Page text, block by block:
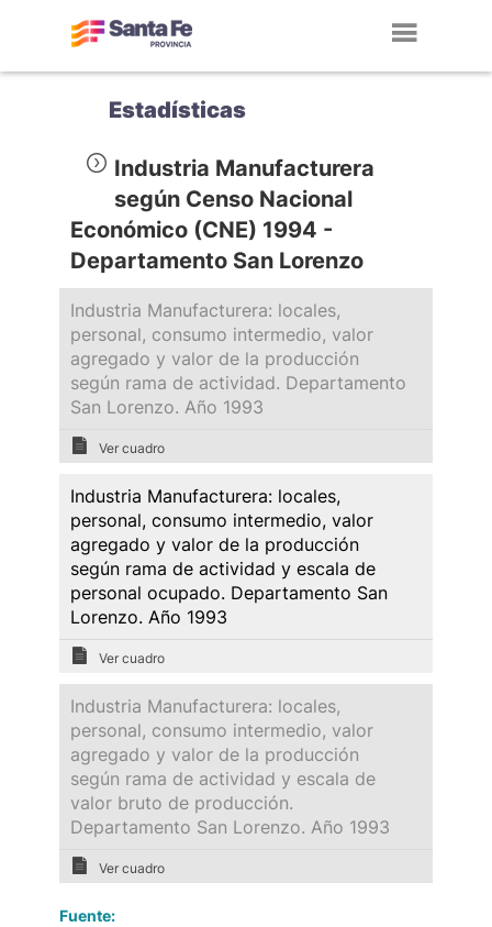
Estadísticas
Industria Manufacturera
según Censo Nacional
Económico (CNE) 1994 -
Departamento San Lorenzo
Industria Manufacturera: locales,
personal, consumo intermedio, valor
agregado y valor de la producción
según rama de actividad. Departamento
San Lorenzo. Año 1993
Ver cuadro
Industria Manufacturera: locales,
personal, consumo intermedio, valor
agregado y valor de la producción
según rama de actividad y escala de
personal ocupado. Departamento San
Lorenzo. Año 1993
Ver cuadro
Industria Manufacturera: locales,
personal, consumo intermedio, valor
agregado y valor de la producción
según rama de actividad y escala de
valor bruto de producción.
Departamento San Lorenzo. Año 1993
Ver cuadro
Fuente: